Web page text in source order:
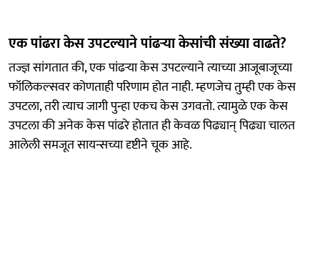
एक पांढरा केस उपटल्याने पांढऱ्या केसांची संख्या वाढते?
तज्ज्ञ सांगतात की, एक पांढऱ्या केस उपटल्याने त्याच्या आजूबाजूच्या
फॉलिकल्सवर कोणताही परिणाम होत नाही. म्हणजेच तुम्ही एक केस
उपटला, तरी त्याच जागी पुन्हा एकच केस उगवतो. त्यामुळे एक केस
उपटला की अनेक केस पांढरे होतात ही केवळ पिढ्यान् पिढ्या चालत
आलेली समजूत सायन्सच्या दृष्टीने चूक आहे.